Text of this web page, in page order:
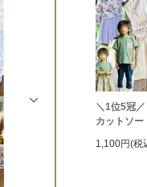
＼1位5冠
カットソー
1,100円(税